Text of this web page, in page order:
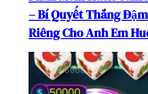
– Bí Quyết Thắng
Riêng Cho Anh Em